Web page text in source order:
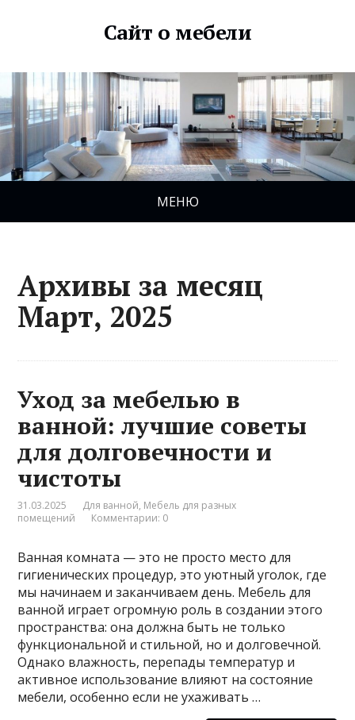
Сайт о мебели
МЕНЮ
Архивы за месяц
Март, 2025
Уход за мебелью в
ванной: лучшие советы
для долговечности и
чистоты
31.03.2025 Для ванной, Мебель для разных
помещений
Комментарии: 0
Ванная комната — это не просто место для
гигиенических процедур, это уютный уголок, где
мы начинаем и заканчиваем день. Мебель для
ванной играет огромную роль в создании этого
пространства: она должна быть не только
функциональной и стильной, но и долговечной.
Однако влажность, перепады температур и
активное использование влияют на состояние
мебели, особенно если не ухаживать …